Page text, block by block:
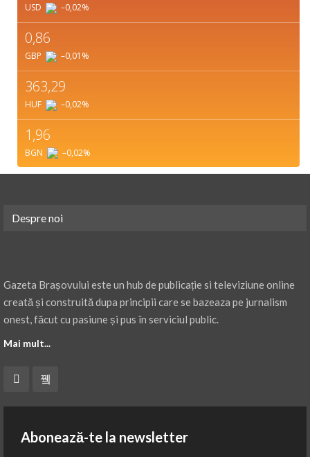
USD –0,02%
0,86
GBP –0,01 %
363,29
HUF –0,02%
1,96
BGN –0,02%
Despre noi
Gazeta Brașovului este un hub de publicație si televiziune online
creată și construită dupa principii care se bazeaza pe jurnalism
onest, făcut cu pasiune și pus în serviciul public.
Mai mult...
Abonează-te la newsletter